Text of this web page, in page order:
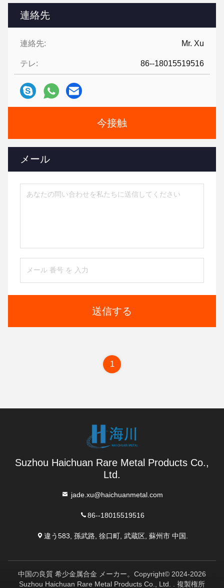
連絡先
連絡先: Mr. Xu
テレ: 86--18015519516
今接触
メール
送信する
1
Suzhou Haichuan Rare Metal Products Co.,
Ltd.
jade.xu@haichuanmetal.com
86--18015519516
違う583, 孫武路, 徐口町, 武蔵区, 蘇州市 中国.
中国の良質 希少金属合金 メーカー。Copyright© 2024-2026
Suzhou Haichuan Rare Metal Products Co., Ltd. . 複製権所